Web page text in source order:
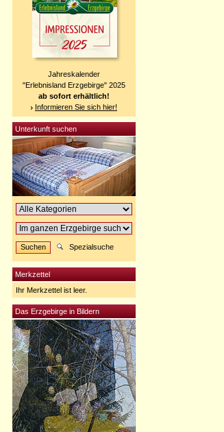
Jahreskalender
"Erlebnisland Erzgebirge" 2025
ab sofort erhältlich!
Informieren Sie sich hier!
Unterkunft suchen
Spezialsuche
Merkzettel
Ihr Merkzettel ist leer.
Das Erzgebirge in Bildern